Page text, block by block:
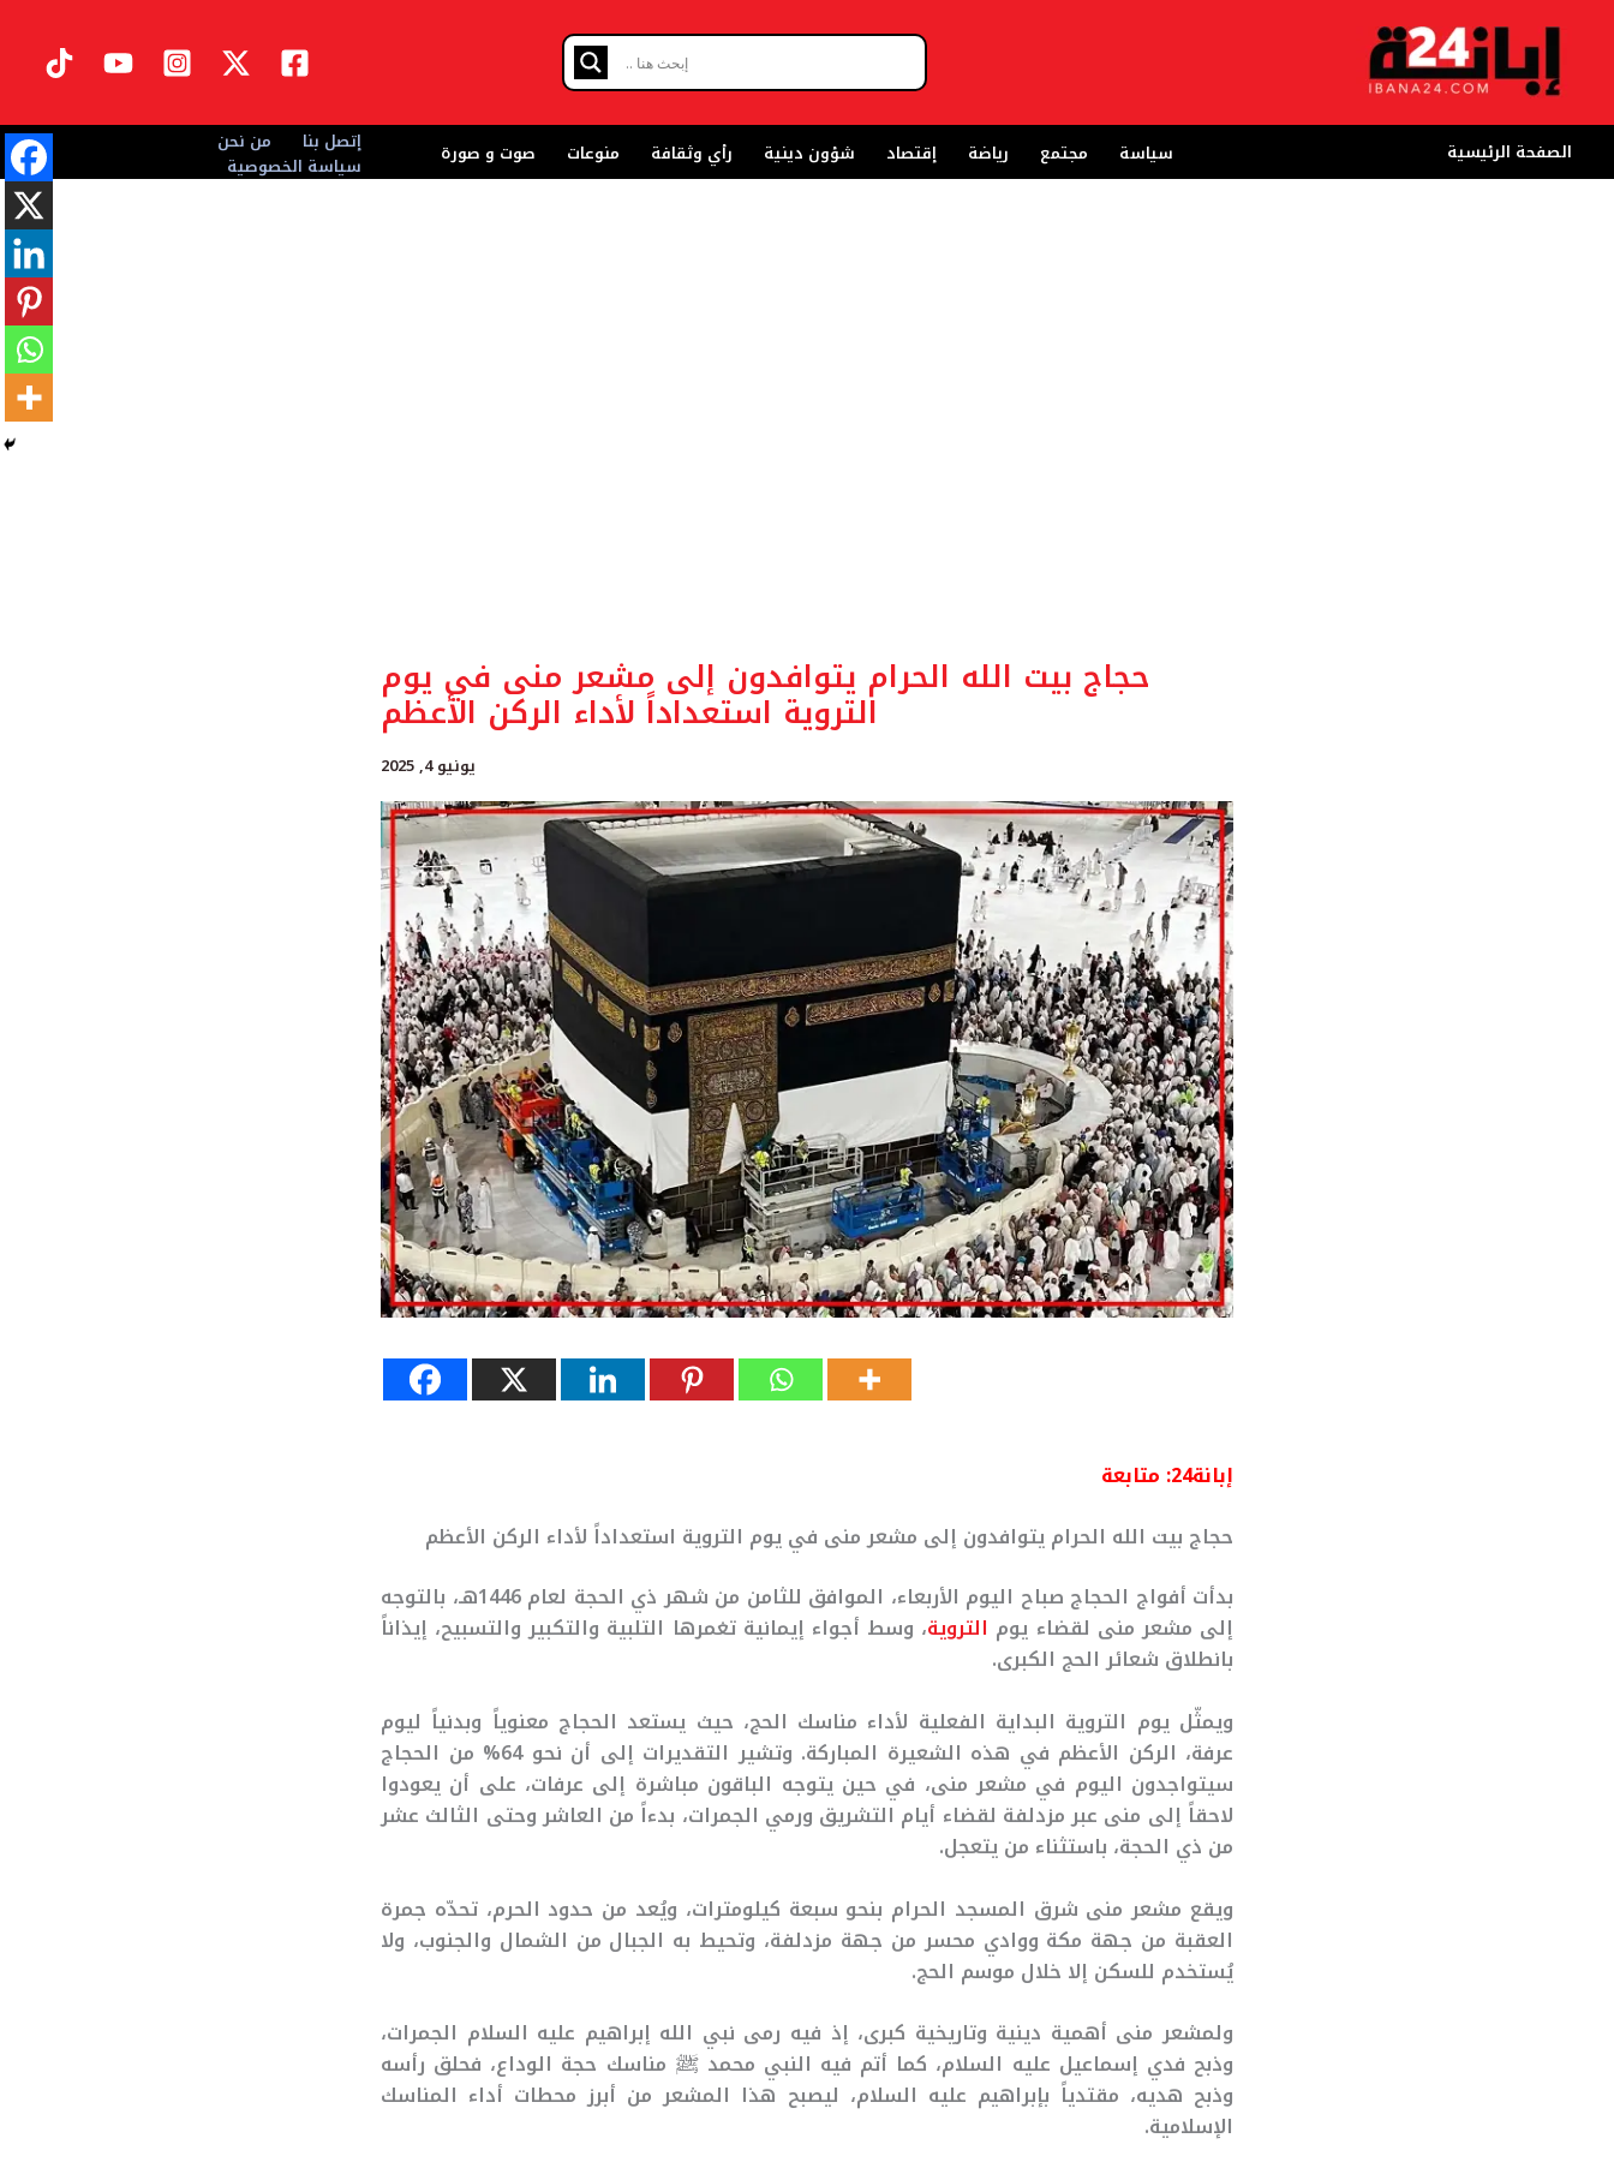
المحتوى
الصفحة الرئيسية سياسة مجتمع رياضة إقتصاد شؤون دينية رأي وثقافة منوعات صوت و صورة إتصل بنا
من نحن
سياسة الخصوصية
حجاج بيت الله الحرام يتوافدون إلى مشعر منى في يوم
التروية استعداداً لأداء الركن الأعظم
يونيو 4, 2025
إبانة24: متابعة
حجاج بيت الله الحرام يتوافدون إلى مشعر منى في يوم التروية استعداداً لأداء الركن الأعظم
بدأت أفواج الحجاج صباح اليوم الأربعاء، الموافق للثامن من شهر ذي الحجة لعام 1446هـ، بالتوجه
إلى مشعر منى لقضاء يوم التروية، وسط أجواء إيمانية تغمرها التلبية والتكبير والتسبيح، إيذاناً
بانطلاق شعائر الحج الكبرى.
ويمثّل يوم التروية البداية الفعلية لأداء مناسك الحج، حيث يستعد الحجاج معنوياً وبدنياً ليوم
عرفة، الركن الأعظم في هذه الشعيرة المباركة. وتشير التقديرات إلى أن نحو 64% من الحجاج
سيتواجدون اليوم في مشعر منى، في حين يتوجه الباقون مباشرة إلى عرفات، على أن يعودوا
لاحقاً إلى منى عبر مزدلفة لقضاء أيام التشريق ورمي الجمرات، بدءاً من العاشر وحتى الثالث عشر
من ذي الحجة، باستثناء من يتعجل.
ويقع مشعر منى شرق المسجد الحرام بنحو سبعة كيلومترات، ويُعد من حدود الحرم، تحدّه جمرة
العقبة من جهة مكة ووادي محسر من جهة مزدلفة، وتحيط به الجبال من الشمال والجنوب، ولا
يُستخدم للسكن إلا خلال موسم الحج.
ولمشعر منى أهمية دينية وتاريخية كبرى، إذ فيه رمى نبي الله إبراهيم عليه السلام الجمرات،
وذبح فدي إسماعيل عليه السلام، كما أتم فيه النبي محمد ﷺ مناسك حجة الوداع، فحلق رأسه
وذبح هديه، مقتدياً بإبراهيم عليه السلام، ليصبح هذا المشعر من أبرز محطات أداء المناسك
الإسلامية.